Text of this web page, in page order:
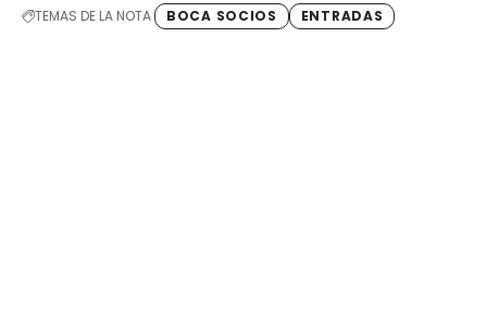
TEMAS DE LA NOTA BOCA SOCIOS ENTRADAS